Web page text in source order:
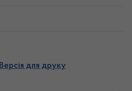
Версія для друку